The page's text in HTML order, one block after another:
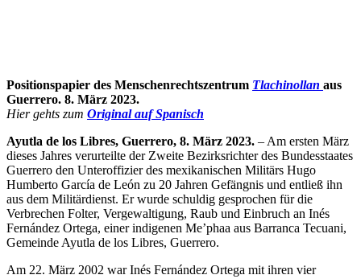
Positionspapier des Menschenrechtszentrum Tlachinollan aus
Guerrero. 8. März 2023.
Hier gehts zum Original auf Spanisch
Ayutla de los Libres, Guerrero, 8. März 2023. – Am ersten März
dieses Jahres verurteilte der Zweite Bezirksrichter des Bundesstaates
Guerrero den Unteroffizier des mexikanischen Militärs Hugo
Humberto García de León zu 20 Jahren Gefängnis und entließ ihn
aus dem Militärdienst. Er wurde schuldig gesprochen für die
Verbrechen Folter, Vergewaltigung, Raub und Einbruch an Inés
Fernández Ortega, einer indigenen Me’phaa aus Barranca Tecuani,
Gemeinde Ayutla de los Libres, Guerrero.
Am 22. März 2002 war Inés Fernández Ortega mit ihren vier